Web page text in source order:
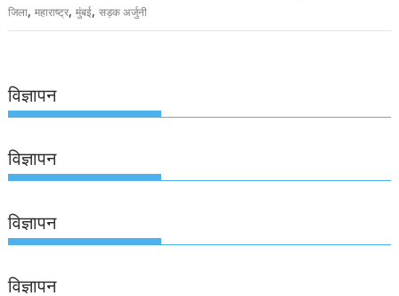
o
o
e
r
A
p
जिला,महाराष्ट्र,मुंबई,सड़क अर्जुनी
विज्ञापन
विज्ञापन
विज्ञापन
विज्ञापन